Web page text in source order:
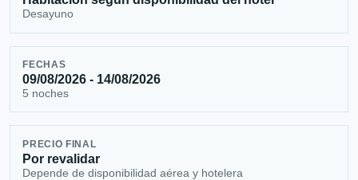
Desayuno
FECHAS
09/08/2026 - 14/08/2026
5 noches
PRECIO FINAL
Por revalidar
Depende de disponibilidad aérea y hotelera